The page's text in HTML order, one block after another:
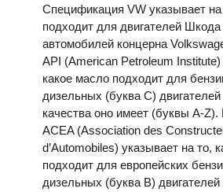
Спецификация VW указывает
подходит для двигателей Шкода
автомобилей концерна
API (American Petroleum Institute)
какое масло подходит для
дизельных (буква C)
качества оно имеет (буквы A-
ACEA (Association des
d’Automobiles) указывает на то,
подходит для европейских
дизельных (буква B) двигателей